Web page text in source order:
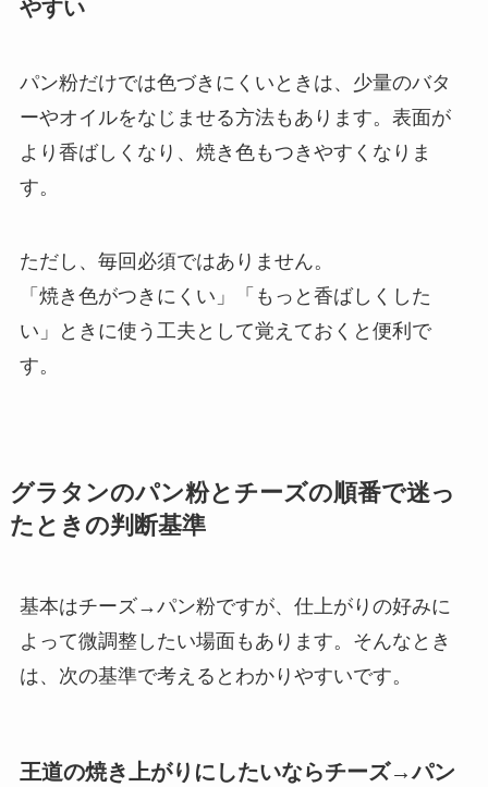
やすい
パン粉だけでは色づきにくいときは、少量のバタ
ーやオイルをなじませる方法もあります。表面が
より香ばしくなり、焼き色もつきやすくなりま
す。
ただし、毎回必須ではありません。
「焼き色がつきにくい」「もっと香ばしくした
い」ときに使う工夫として覚えておくと便利で
す。
グラタンのパン粉とチーズの順番で迷っ
たときの判断基準
基本はチーズ→パン粉ですが、仕上がりの好みに
よって微調整したい場面もあります。そんなとき
は、次の基準で考えるとわかりやすいです。
王道の焼き上がりにしたいならチーズ→パン